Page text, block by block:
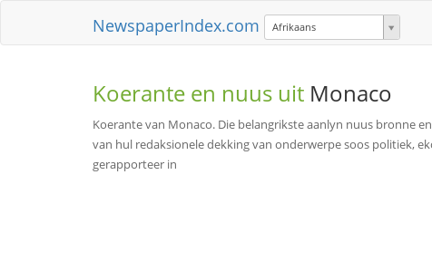
NewspaperIndex.com Afrikaans
Koerante en nuus uit Monaco
Koerante van Monaco. Die belangrikste aanlyn nuus bronne
van hul redaksionele dekking van onderwerpe soos politiek,
gerapporteer in